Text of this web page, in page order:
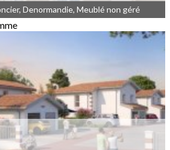
€
Denormandie, Meublé non géré